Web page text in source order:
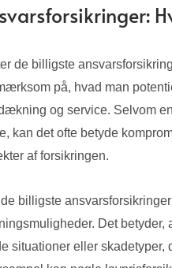
de billigste
på, hvad man
og service. Selvom
kan det ofte betyde
af forsikringen.
billigste
Det betyder,
situationer eller skadetyper,